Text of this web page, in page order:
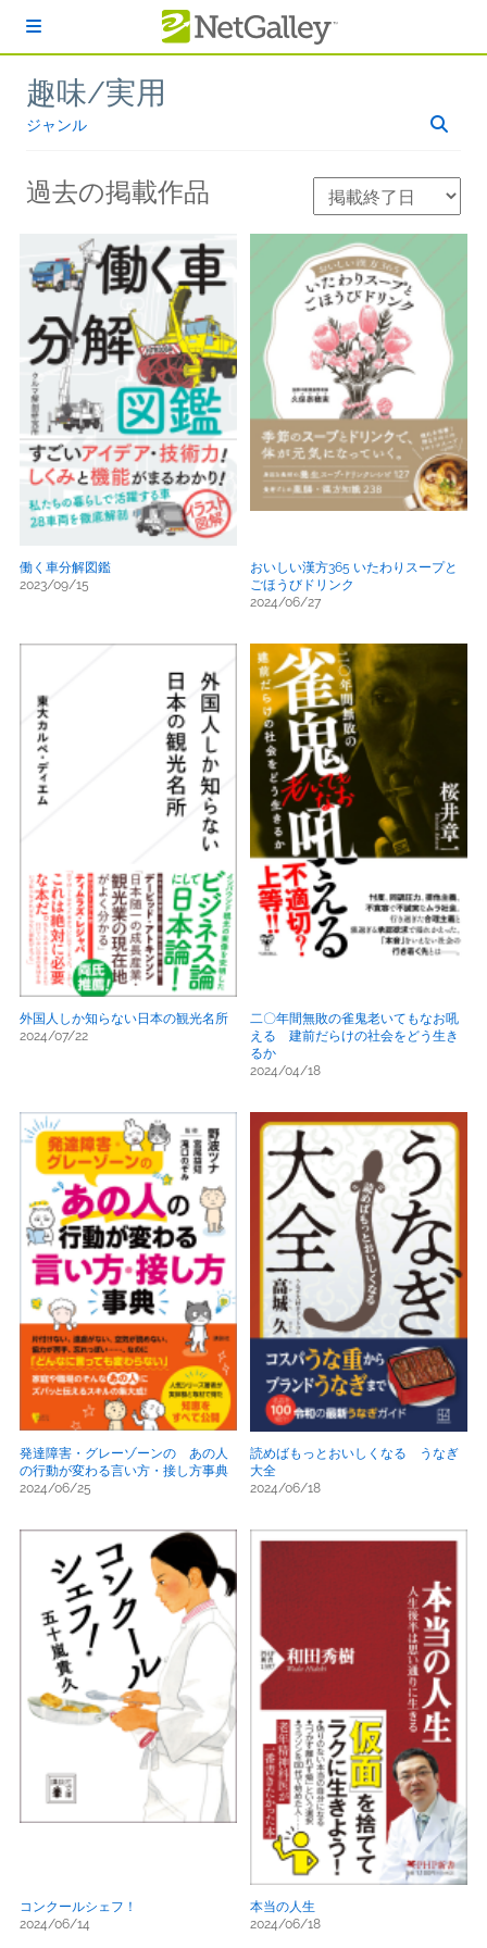
趣味/実用
ジャンル
過去の掲載作品
働く車分解図鑑
2023/09/15
おいしい漢方365 いたわりスープと
ごほうびドリンク
2024/06/27
外国人しか知らない日本の観光名所
2024/07/22
二〇年間無敗の雀鬼老いてもなお吼
える 建前だらけの社会をどう生き
るか
2024/04/18
発達障害・グレーゾーンの あの人
の行動が変わる言い方・接し方事典
2024/06/25
読めばもっとおいしくなる うなぎ
大全
2024/06/18
コンクールシェフ！
2024/06/14
本当の人生
2024/06/18